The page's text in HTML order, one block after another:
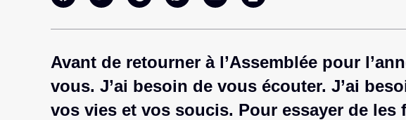
Avant de retourner à l’Assemblée pour
vous. J’ai besoin de vous écouter. J’ai
vos vies et vos soucis. Pour essayer de les